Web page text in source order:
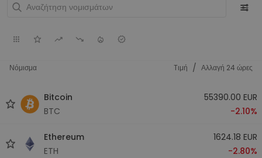
Νόμισμα Tιμή / Αλλαγή 24 ώρες
Bitcoin
BTC
55390.00 EUR
-2.10%
Ethereum
ETH
1624.18 EUR
-2.80%